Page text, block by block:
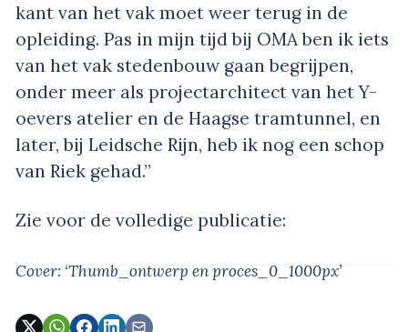
kant van het vak moet weer terug in de
opleiding. Pas in mijn tijd bij OMA ben ik iets
van het vak stedenbouw gaan begrijpen,
onder meer als projectarchitect van het Y-
oevers atelier en de Haagse tramtunnel, en
later, bij Leidsche Rijn, heb ik nog een schop
van Riek gehad.”
Zie voor de volledige publicatie:
Cover: ‘Thumb_ontwerp en proces_0_1000px’